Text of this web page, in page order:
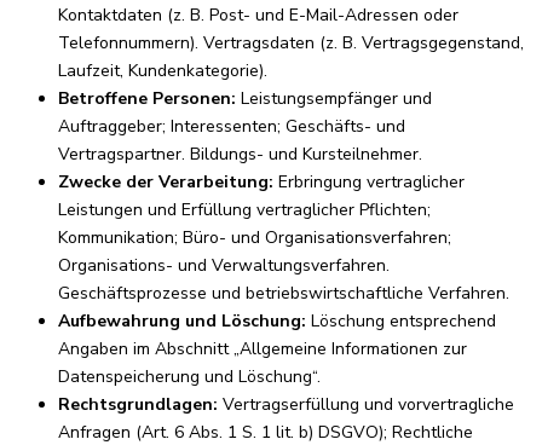
Kontaktdaten (z. B. Post- und E-Mail-Adressen oder
Telefonnummern). Vertragsdaten (z. B. Vertragsgegenstand,
Laufzeit, Kundenkategorie).
Betroffene Personen: Leistungsempfänger und
Auftraggeber; Interessenten; Geschäfts- und
Vertragspartner. Bildungs- und Kursteilnehmer.
Zwecke der Verarbeitung: Erbringung vertraglicher
Leistungen und Erfüllung vertraglicher Pflichten;
Kommunikation; Büro- und Organisationsverfahren;
Organisations- und Verwaltungsverfahren.
Geschäftsprozesse und betriebswirtschaftliche Verfahren.
Aufbewahrung und Löschung: Löschung entsprechend
Angaben im Abschnitt „Allgemeine Informationen zur
Datenspeicherung und Löschung“.
Rechtsgrundlagen: Vertragserfüllung und vorvertragliche
Anfragen (Art. 6 Abs. 1 S. 1 lit. b) DSGVO); Rechtliche